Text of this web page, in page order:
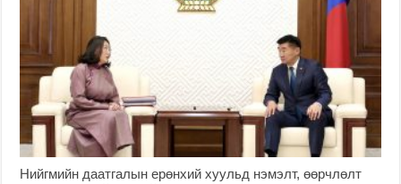
Нийгмийн даатгалын ерөнхий хуульд нэмэлт, өөрчлөлт